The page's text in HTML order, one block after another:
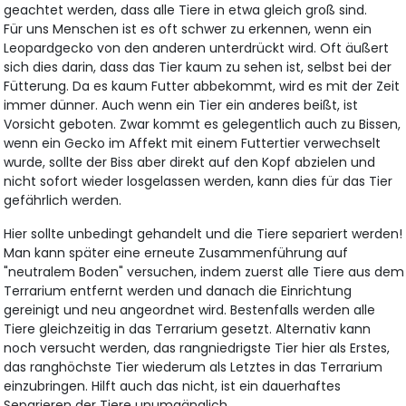
geachtet werden, dass alle Tiere in etwa gleich groß sind.
Für uns Menschen ist es oft schwer zu erkennen, wenn ein
Leopardgecko von den anderen unterdrückt wird. Oft äußert
sich dies darin, dass das Tier kaum zu sehen ist, selbst bei der
Fütterung. Da es kaum Futter abbekommt, wird es mit der Zeit
immer dünner. Auch wenn ein Tier ein anderes beißt, ist
Vorsicht geboten. Zwar kommt es gelegentlich auch zu Bissen,
wenn ein Gecko im Affekt mit einem Futtertier verwechselt
wurde, sollte der Biss aber direkt auf den Kopf abzielen und
nicht sofort wieder losgelassen werden, kann dies für das Tier
gefährlich werden.
Hier sollte unbedingt gehandelt und die Tiere separiert werden!
Man kann später eine erneute Zusammenführung auf
"neutralem Boden" versuchen, indem zuerst alle Tiere aus dem
Terrarium entfernt werden und danach die Einrichtung
gereinigt und neu angeordnet wird. Bestenfalls werden alle
Tiere gleichzeitig in das Terrarium gesetzt. Alternativ kann
noch versucht werden, das rangniedrigste Tier hier als Erstes,
das ranghöchste Tier wiederum als Letztes in das Terrarium
einzubringen. Hilft auch das nicht, ist ein dauerhaftes